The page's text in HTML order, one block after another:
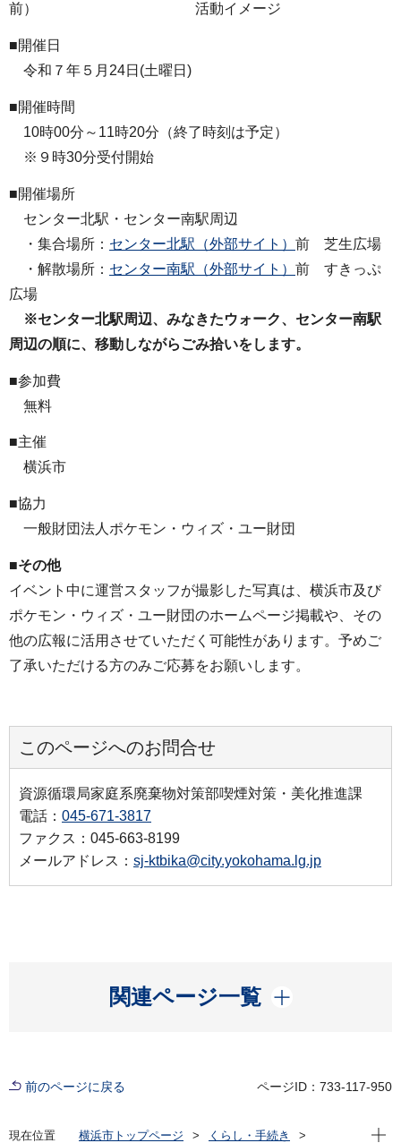
前） 活動イメージ
■開催日
令和７年５月24日(土曜日)
■開催時間
10時00分～11時20分（終了時刻は予定）
※９時30分受付開始
■開催場所
センター北駅・センター南駅周辺
・集合場所： センター北駅（外部サイト） 前 芝生広場
・解散場所： センター南駅（外部サイト） 前 すきっぷ
広場
※センター北駅周辺、みなきたウォーク、センター南駅
周辺の順に、移動しながらごみ拾いをします。
■参加費
無料
■主催
横浜市
■協力
一般財団法人ポケモン・ウィズ・ユー財団
■その他
イベント中に運営スタッフが撮影した写真は、横浜市及び
ポケモン・ウィズ・ユー財団のホームページ掲載や、その
他の広報に活用させていただく可能性があります。予めご
了承いただける方のみご応募をお願いします。
このページへのお問合せ
資源循環局家庭系廃棄物対策部喫煙対策・美化推進課
電話： 045-671-3817
ファクス：045-663-8199
メールアドレス： sj-ktbika@city.yokohama.lg.jp
関連ページ一覧
開く
前のページに戻る ページID：733-117-950
現在位置 横浜市トップページ
くらし・手続き
現在